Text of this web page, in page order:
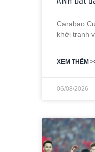
Carabao
khởi tranh
XEM THÊM
06/08/2026